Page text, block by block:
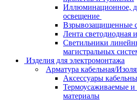
Иллюминационное,
освещение
Взрывозащищенные
Лента светодиодная
Светильники
магистральных
Изделия для электромонтажа
Арматура кабельная/
Аксессуары
Термоусаживаемые
материалы